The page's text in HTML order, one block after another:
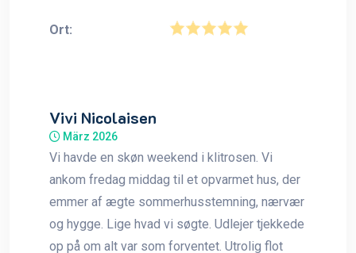
Ort:
Vivi Nicolaisen
März 2026
Vi havde en skøn weekend i klitrosen. Vi
ankom fredag middag til et opvarmet hus, der
emmer af ægte sommerhusstemning, nærvær
og hygge. Lige hvad vi søgte. Udlejer tjekkede
op på om alt var som forventet. Utrolig flot